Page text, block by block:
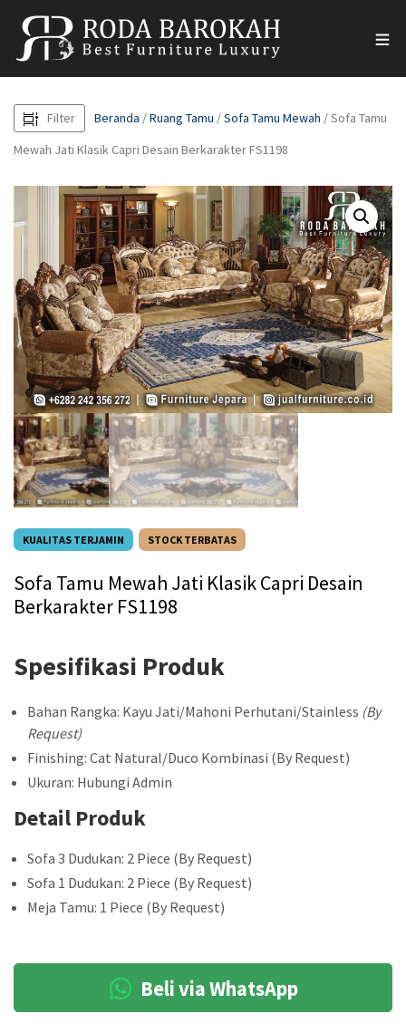
Filter Beranda /Ruang Tamu /Sofa Tamu Mewah / Sofa Tamu
Mewah Jati Klasik Capri Desain Berkarakter FS1198
KUALITAS TERJAMIN STOCK TERBATAS
Sofa Tamu Mewah Jati Klasik Capri Desain
Berkarakter FS1198
Spesifikasi Produk
Bahan Rangka: Kayu Jati/Mahoni Perhutani/Stainless (By
Request)
Finishing: Cat Natural/Duco Kombinasi (By Request)
Ukuran: Hubungi Admin
Detail Produk
Sofa 3 Dudukan: 2 Piece (By Request)
Sofa 1 Dudukan: 2 Piece (By Request)
Meja Tamu: 1 Piece (By Request)
Beli via WhatsApp